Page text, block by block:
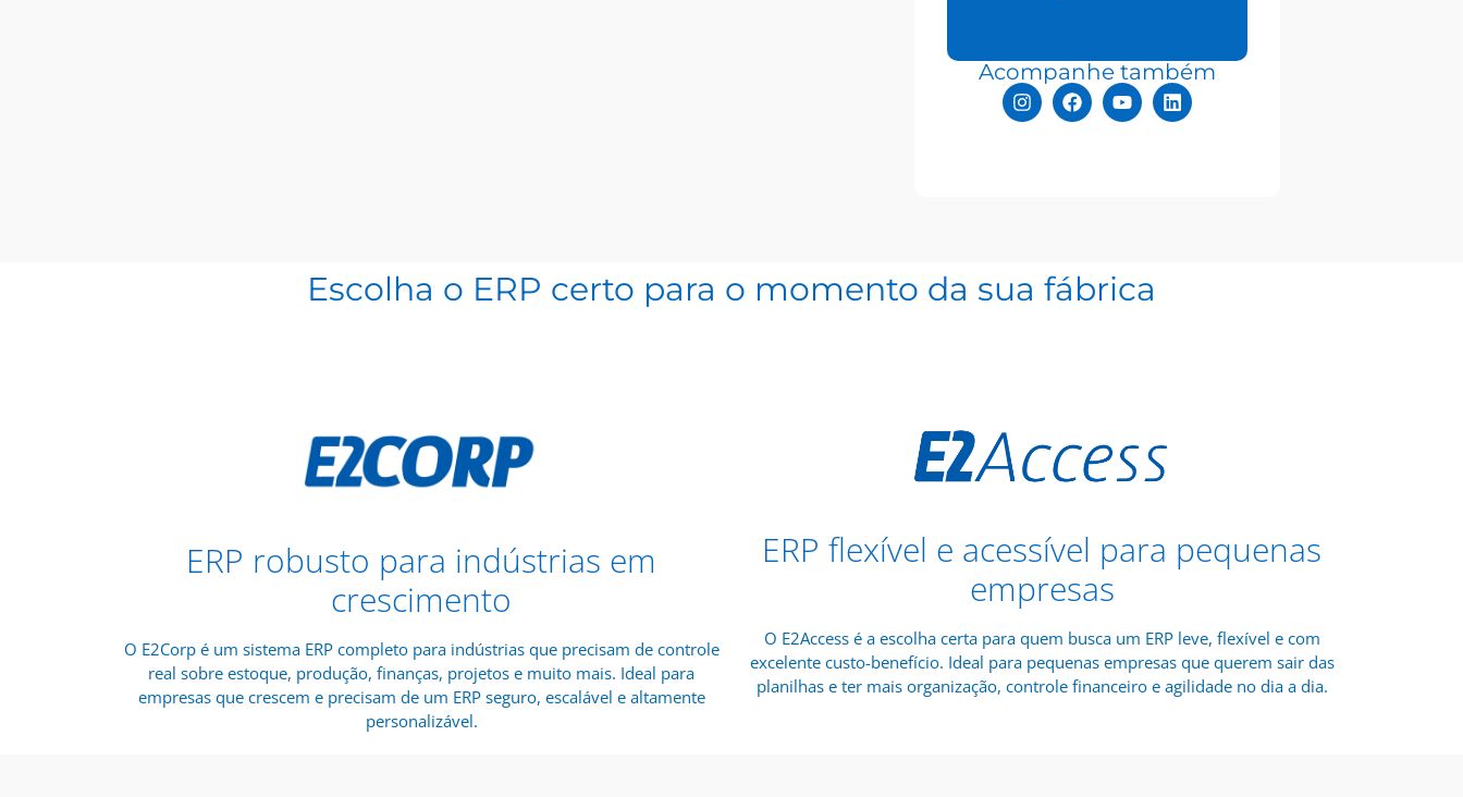
Acompanhe também
Escolha o ERP certo para o momento da sua fábrica
ERP robusto para indústrias em
crescimento
O E2Corp é um sistema ERP completo para indústrias que precisam de controle
real sobre estoque, produção, finanças, projetos e muito mais. Ideal para
empresas que crescem e precisam de um ERP seguro, escalável e altamente
personalizável.
ERP flexível e acessível para pequenas
empresas
O E2Access é a escolha certa para quem busca um ERP leve, flexível e com
excelente custo-benefício. Ideal para pequenas empresas que querem sair das
planilhas e ter mais organização, controle financeiro e agilidade no dia a dia.